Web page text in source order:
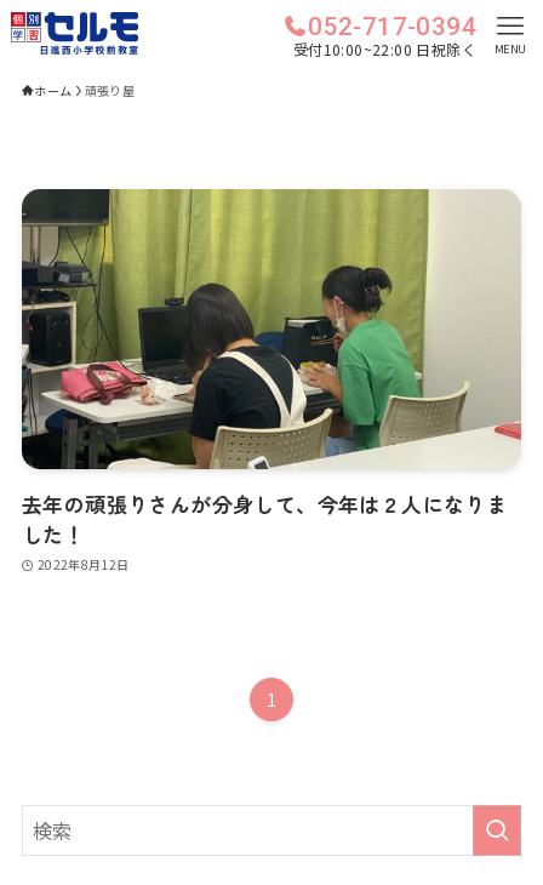
052-717-0394
受付10:00~22:00 日祝除く MENU
ホーム 頑張り屋
去年の頑張りさんが分身して、今年は２人になりま
した！
2022年8月12日
1